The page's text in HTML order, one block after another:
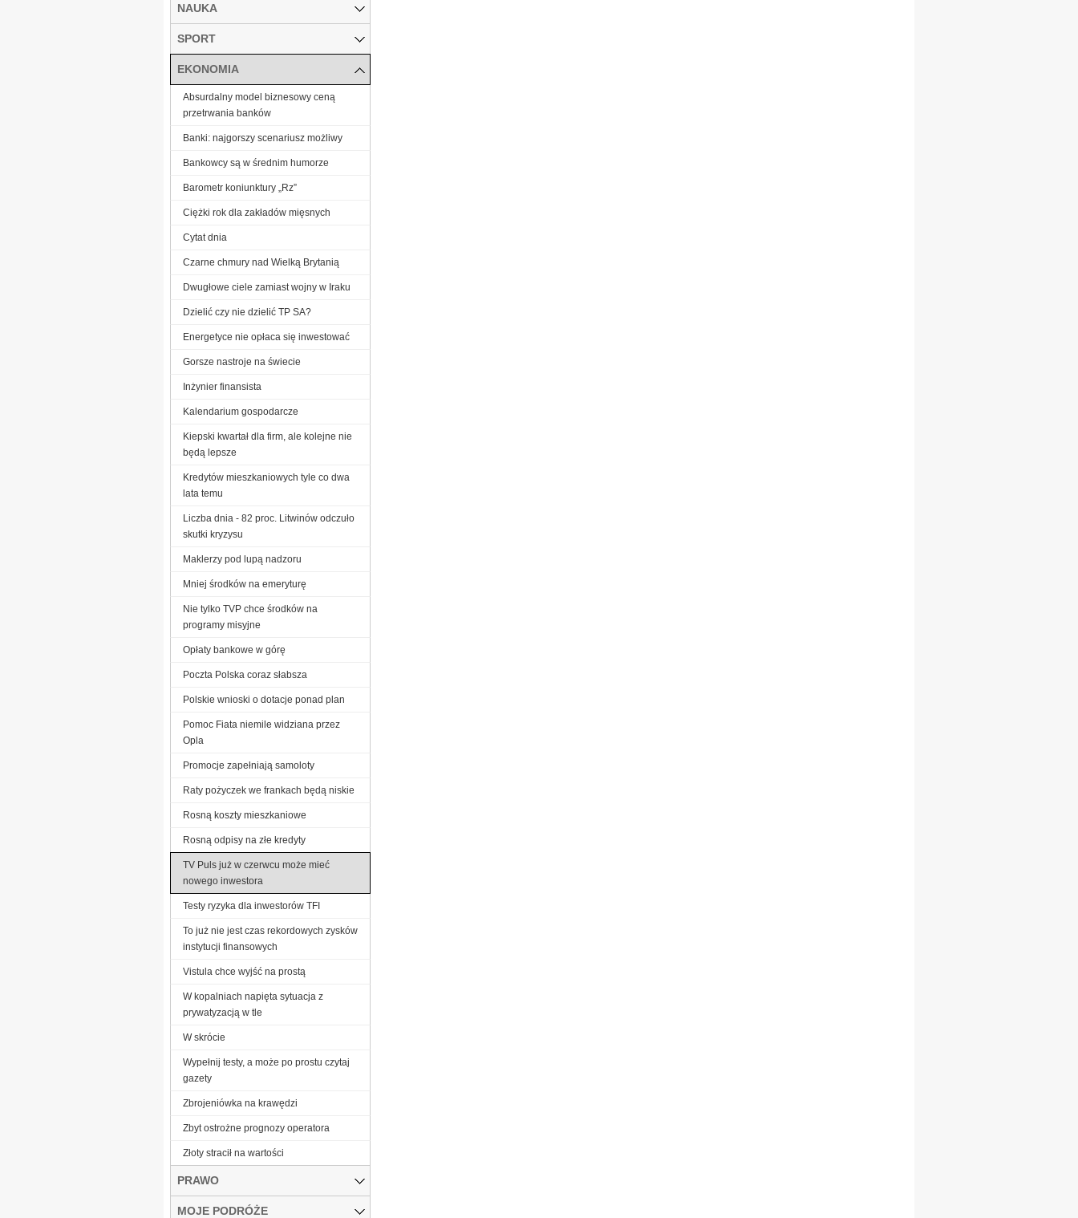
NAUKA
SPORT
EKONOMIA
Absurdalny model biznesowy ceną
przetrwania banków
Banki: najgorszy scenariusz możliwy
Bankowcy są w średnim humorze
Barometr koniunktury „Rz”
Ciężki rok dla zakładów mięsnych
Cytat dnia
Czarne chmury nad Wielką Brytanią
Dwugłowe ciele zamiast wojny w Iraku
Dzielić czy nie dzielić TP SA?
Energetyce nie opłaca się inwestować
Gorsze nastroje na świecie
Inżynier finansista
Kalendarium gospodarcze
Kiepski kwartał dla firm, ale kolejne nie
będą lepsze
Kredytów mieszkaniowych tyle co dwa
lata temu
Liczba dnia - 82 proc. Litwinów odczuło
skutki kryzysu
Maklerzy pod lupą nadzoru
Mniej środków na emeryturę
Nie tylko TVP chce środków na
programy misyjne
Opłaty bankowe w górę
Poczta Polska coraz słabsza
Polskie wnioski o dotacje ponad plan
Pomoc Fiata niemile widziana przez
Opla
Promocje zapełniają samoloty
Raty pożyczek we frankach będą niskie
Rosną koszty mieszkaniowe
Rosną odpisy na złe kredyty
TV Puls już w czerwcu może mieć
nowego inwestora
Testy ryzyka dla inwestorów TFI
To już nie jest czas rekordowych zysków
instytucji finansowych
Vistula chce wyjść na prostą
W kopalniach napięta sytuacja z
prywatyzacją w tle
W skrócie
Wypełnij testy, a może po prostu czytaj
gazety
Zbrojeniówka na krawędzi
Zbyt ostrożne prognozy operatora
Złoty stracił na wartości
PRAWO
MOJE PODRÓŻE